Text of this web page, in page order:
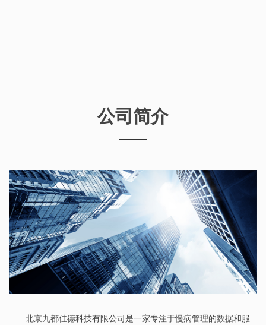
公司简介
北京九都佳德科技有限公司是一家专注于慢病管理的数据和服